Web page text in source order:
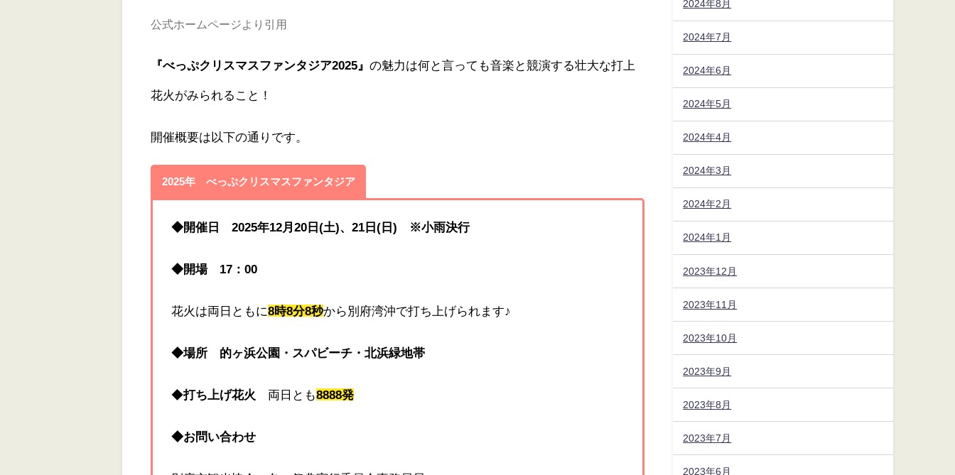
公式ホームページより引用
『べっぷクリスマスファンタジア2025』の魅力は何と言っても音楽と競演する壮大な打上
花火がみられること！
開催概要は以下の通りです。
2025年 べっぷクリスマスファンタジア
◆開催日 2025年12月20日(土)、21日(日) ※小雨決行
◆開場 17：00
花火は両日ともに8時8分8秒から別府湾沖で打ち上げられます♪
◆場所 的ヶ浜公園・スパビーチ・北浜緑地帯
◆打ち上げ花火 両日とも8888発
◆お問い合わせ
2024年8月
2024年7月
2024年6月
2024年5月
2024年4月
2024年3月
2024年2月
2024年1月
2023年12月
2023年11月
2023年10月
2023年9月
2023年8月
2023年7月
2023年6月